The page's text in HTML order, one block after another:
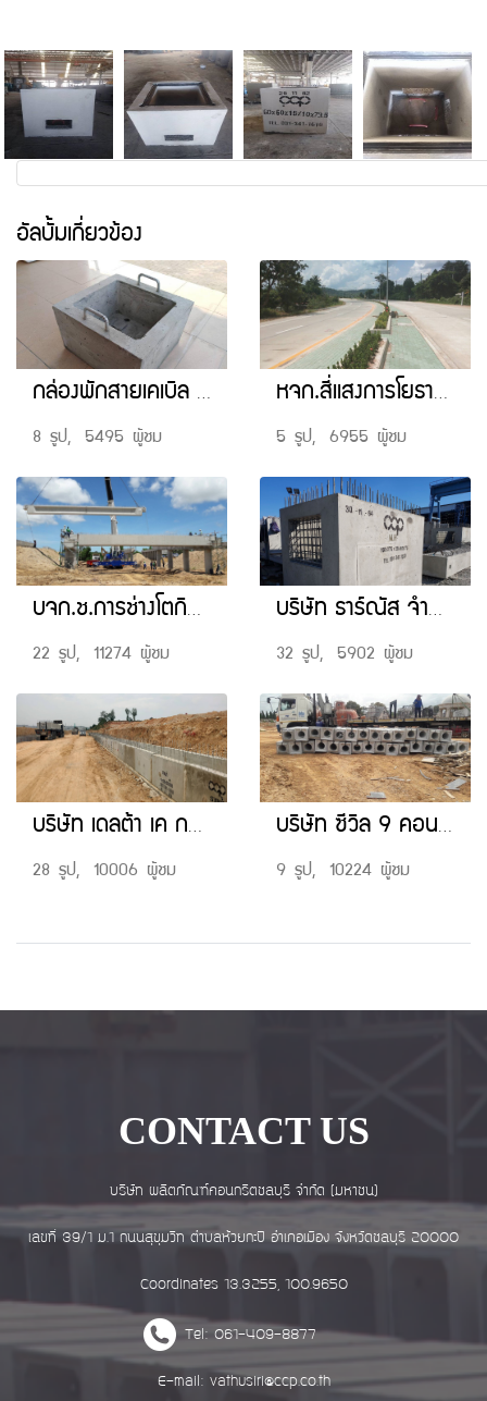
อัลบั้มเกี่ยวข้อง
กล่องพักสายเคเบิล โครงการรถไฟฟ้าสายสีแดง
8 รูป, 5495 ผู้ชม
หจก.สี่เเสงการโยธา โครงการก่อสร้างทางหลวงสายเอเชียหมายเลข 1 อำเภอเเม่สอด จังหวัดตาก
5 รูป, 6955 ผู้ชม
บจก.ช.การช่างโตกิว งานโครงการทางหลวงหมายเลข 7 พัทยา-มาบตาพุด ตอน 5
22 รูป, 11274 ผู้ชม
บริษัท ธาร์ณัส จำกัด หน้างาน ฐานทัพเรือสัตหีบ
32 รูป, 5902 ผู้ชม
บริษัท เดลต้า เค กรุ๊ป จำกัด
28 รูป, 10006 ผู้ชม
บริษัท ซีวิล 9 คอนสตรัคชั่น แอนด์ อาคิเทคเจอร์ จำกัด
9 รูป, 10224 ผู้ชม
CONTACT US
บริษัท ผลิตภัณฑ์คอนกรีตชลบุรี จำกัด (มหาชน)
เลขที่ 39/1 ม.1 ถนนสุขุมวิท ตำบลห้วยกะปิ อำเภอเมือง จังหวัดชลบุรี 20000
Coordinates 13.3255, 100.9650
Tel: 061-409-8877
E-mail: vathusiri@ccp.co.th